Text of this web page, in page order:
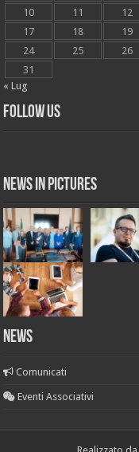
10
11 12
17
18 19
24
25 26
31
« Lug
Follow Us
News in Pictures
NEWS
Comunicati
Eventi Associativi